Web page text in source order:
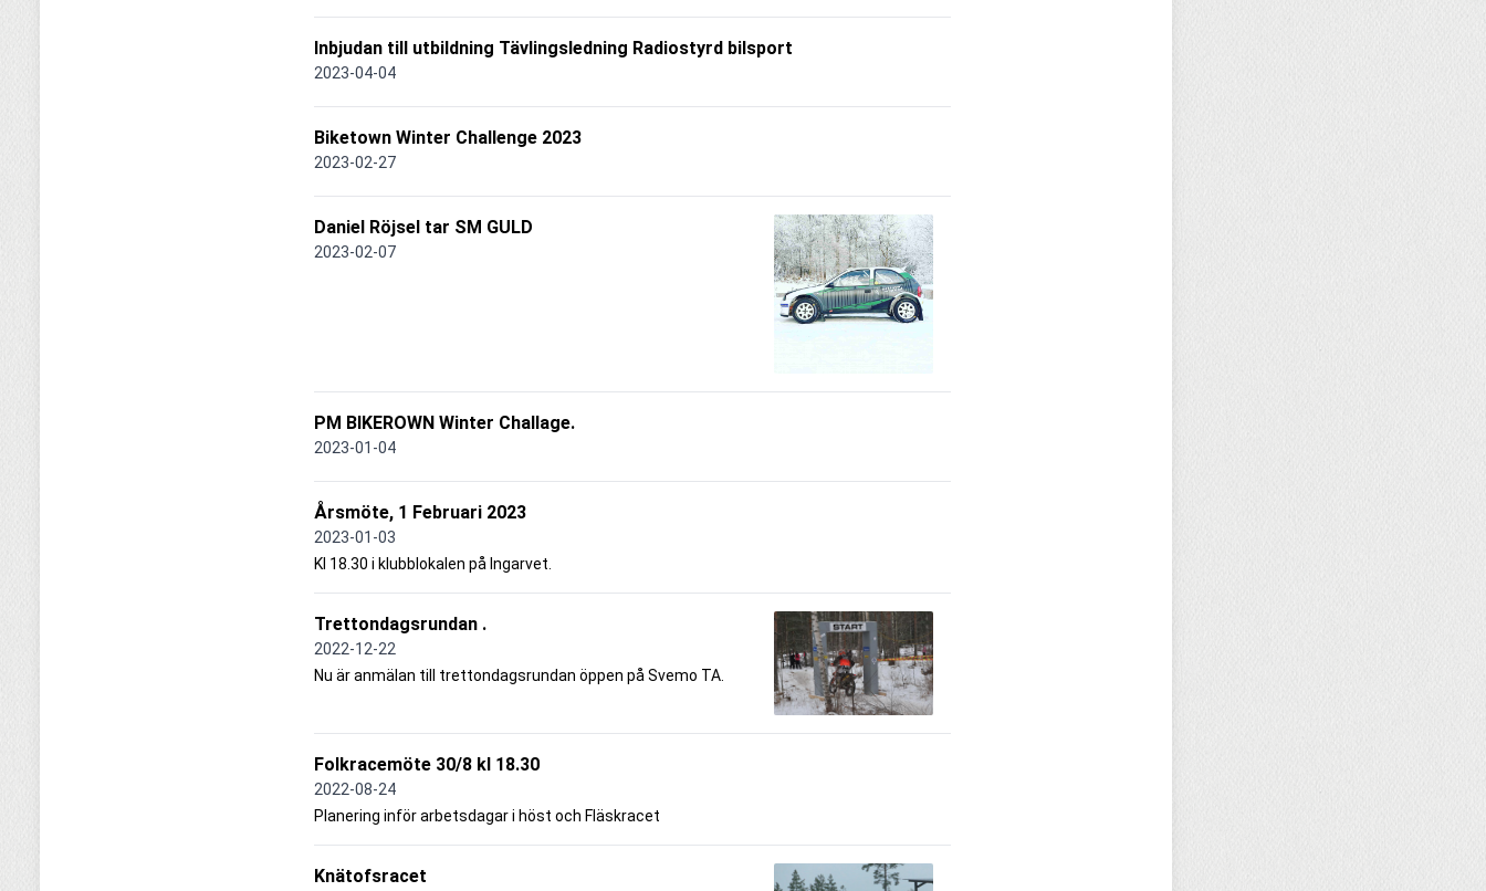
Inbjudan till utbildning Tävlingsledning Radiostyrd bilsport
2023-04-04
Biketown Winter Challenge 2023
2023-02-27
Daniel Röjsel tar SM GULD
2023-02-07
PM BIKEROWN Winter Challage.
2023-01-04
Årsmöte, 1 Februari 2023
2023-01-03
Kl 18.30 i klubblokalen på Ingarvet.
Trettondagsrundan .
2022-12-22
Nu är anmälan till trettondagsrundan öppen på Svemo TA.
Folkracemöte 30/8 kl 18.30
2022-08-24
Planering inför arbetsdagar i höst och Fläskracet
Knätofsracet